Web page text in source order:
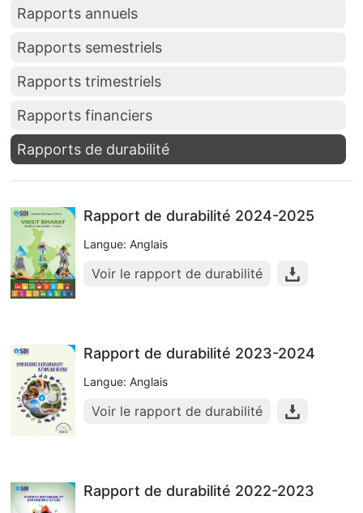
Rapports annuels
Rapports semestriels
Rapports trimestriels
Rapports financiers
Rapports de durabilité
Rapport de durabilité 2024-2025
Langue: Anglais
Voir le rapport de durabilité
Rapport de durabilité 2023-2024
Langue: Anglais
Voir le rapport de durabilité
Rapport de durabilité 2022-2023